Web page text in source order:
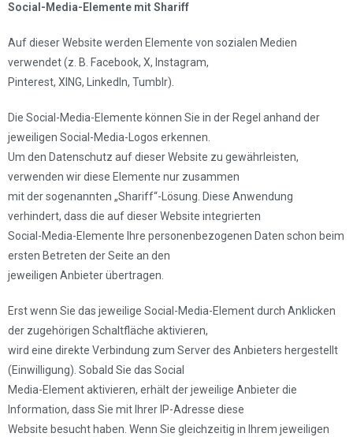
Social-Media-Elemente mit Shariff
Auf dieser Website werden Elemente von sozialen Medien
verwendet (z. B. Facebook, X, Instagram,
Pinterest, XING, LinkedIn, Tumblr).
Die Social-Media-Elemente können Sie in der Regel anhand der
jeweiligen Social-Media-Logos erkennen.
Um den Datenschutz auf dieser Website zu gewährleisten,
verwenden wir diese Elemente nur zusammen
mit der sogenannten „Shariff“-Lösung. Diese Anwendung
verhindert, dass die auf dieser Website integrierten
Social-Media-Elemente Ihre personenbezogenen Daten schon beim
ersten Betreten der Seite an den
jeweiligen Anbieter übertragen.
Erst wenn Sie das jeweilige Social-Media-Element durch Anklicken
der zugehörigen Schaltfläche aktivieren,
wird eine direkte Verbindung zum Server des Anbieters hergestellt
(Einwilligung). Sobald Sie das Social
Media-Element aktivieren, erhält der jeweilige Anbieter die
Information, dass Sie mit Ihrer IP-Adresse diese
Website besucht haben. Wenn Sie gleichzeitig in Ihrem jeweiligen